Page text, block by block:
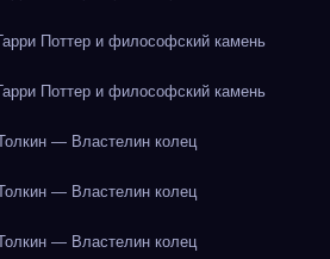
Поттер и философский камень
Поттер и философский камень
— Властелин колец
— Властелин колец
— Властелин колец